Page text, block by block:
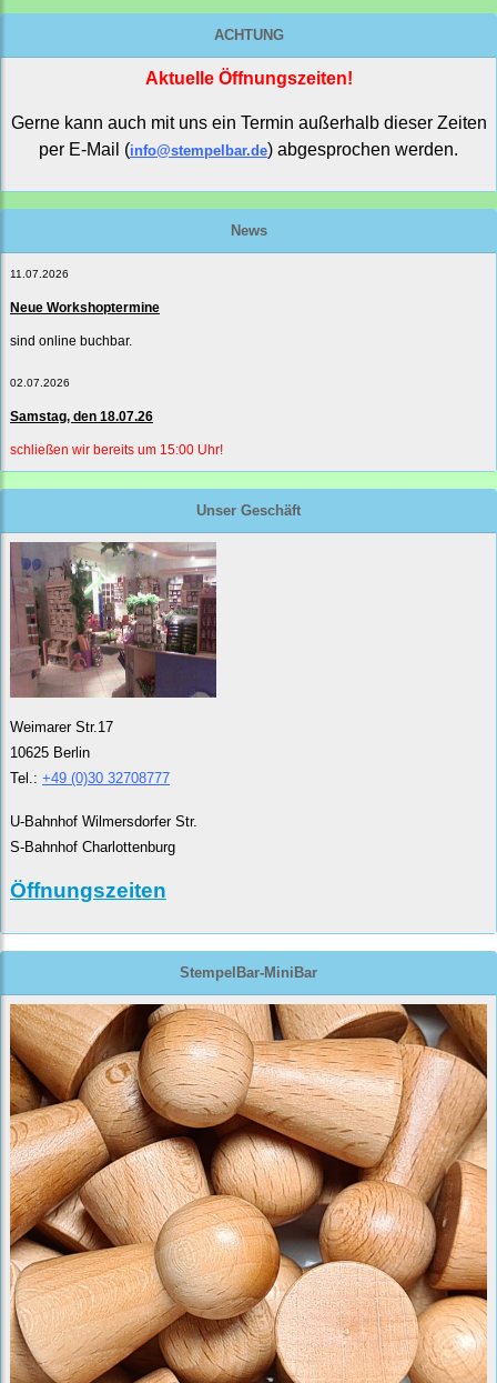
ACHTUNG
Aktuelle Öffnungszeiten!
Gerne kann auch mit uns ein Termin außerhalb dieser Zeiten
per E-Mail (info@stempelbar.de) abgesprochen werden.
News
11.07.2026
Neue Workshoptermine
sind online buchbar.
02.07.2026
Samstag, den 18.07.26
schließen wir bereits um 15:00 Uhr!
Unser Geschäft
Weimarer Str.17
10625 Berlin
Tel.: +49 (0)30 32708777
U-Bahnhof Wilmersdorfer Str.
S-Bahnhof Charlottenburg
Öffnungszeiten
StempelBar-MiniBar